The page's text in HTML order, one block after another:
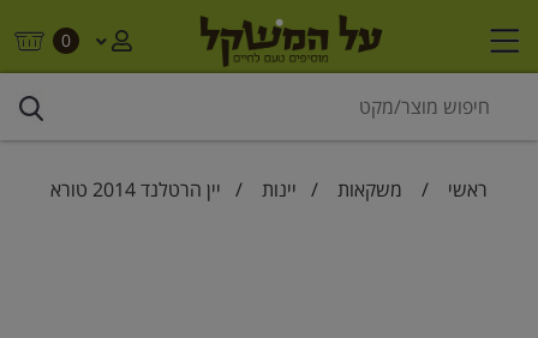
0
ראשי / משקאות / יינות / יין הרטלנד 2014 טורא